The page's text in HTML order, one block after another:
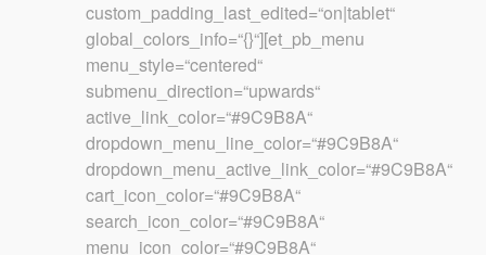
custom_padding_last_edited=“on|tablet“
global_colors_info=“{}“][et_pb_menu
menu_style=“centered“
submenu_direction=“upwards“
active_link_color=“#9C9B8A“
dropdown_menu_line_color=“#9C9B8A“
dropdown_menu_active_link_color=“#9C9B8A“
cart_icon_color=“#9C9B8A“
search_icon_color=“#9C9B8A“
menu_icon_color=“#9C9B8A“